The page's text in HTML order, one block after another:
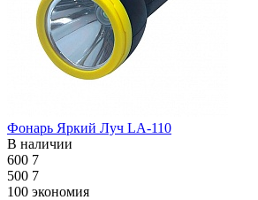
Фонарь Яркий Луч LA-110
В наличии
600 7
500 7
100 экономия